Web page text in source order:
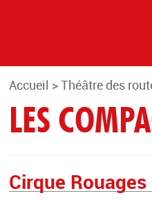
Accueil >Théâtre des
LES
Cirque Rouages